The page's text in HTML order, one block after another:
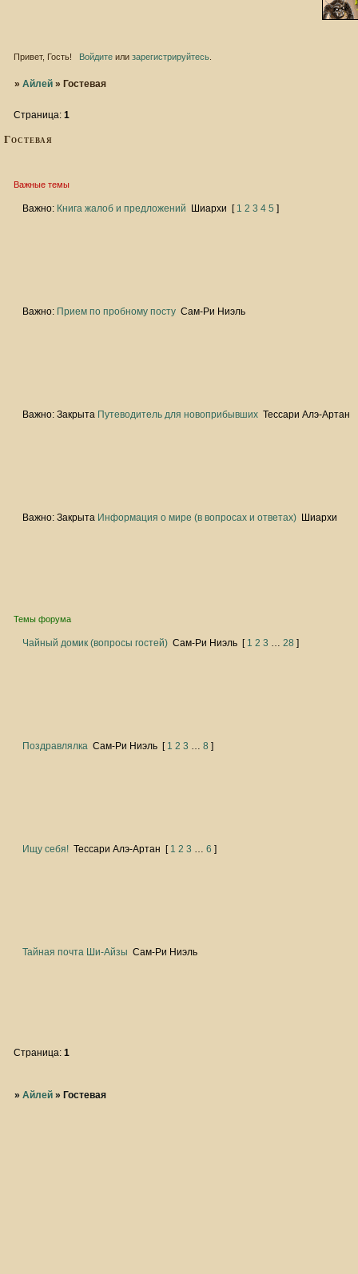
Привет, Гость! Войдитеили зарегистрируйтесь.
»Айлей » Гостевая
Гостевая
Страница:1
Важные темы
Важно: Книга жалоб и предложений Шиархи [ 1 2 3 4 5 ]
Важно: Прием по пробному посту Сам-Ри Ниэль
Важно: Закрыта Путеводитель для новоприбывших Тессари Алэ-Артан
Важно: Закрыта Информация о мире (в вопросах и ответах) Шиархи
Темы форума
Чайный домик (вопросы гостей) Сам-Ри Ниэль [ 1 2 3 … 28 ]
Поздравлялка Сам-Ри Ниэль [ 1 2 3 … 8 ]
Ищу себя! Тессари Алэ-Артан [ 1 2 3 … 6 ]
Тайная почта Ши-Айзы Сам-Ри Ниэль
Страница:1
»Айлей »Гостевая